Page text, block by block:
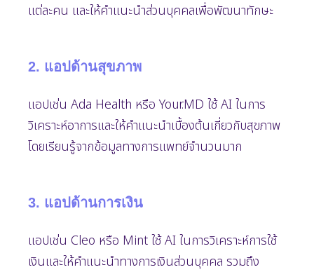
แต่ละคน และให้คำแนะนำส่วนบุคคลเพื่อพัฒนาทักษะ
2. แอปด้านสุขภาพ
แอปเช่น Ada Health หรือ Your.MD ใช้ AI ในการ
วิเคราะห์อาการและให้คำแนะนำเบื้องต้นเกี่ยวกับสุขภาพ
โดยเรียนรู้จากข้อมูลทางการแพทย์จำนวนมาก
3. แอปด้านการเงิน
แอปเช่น Cleo หรือ Mint ใช้ AI ในการวิเคราะห์การใช้
เงินและให้คำแนะนำทางการเงินส่วนบุคคล รวมถึง